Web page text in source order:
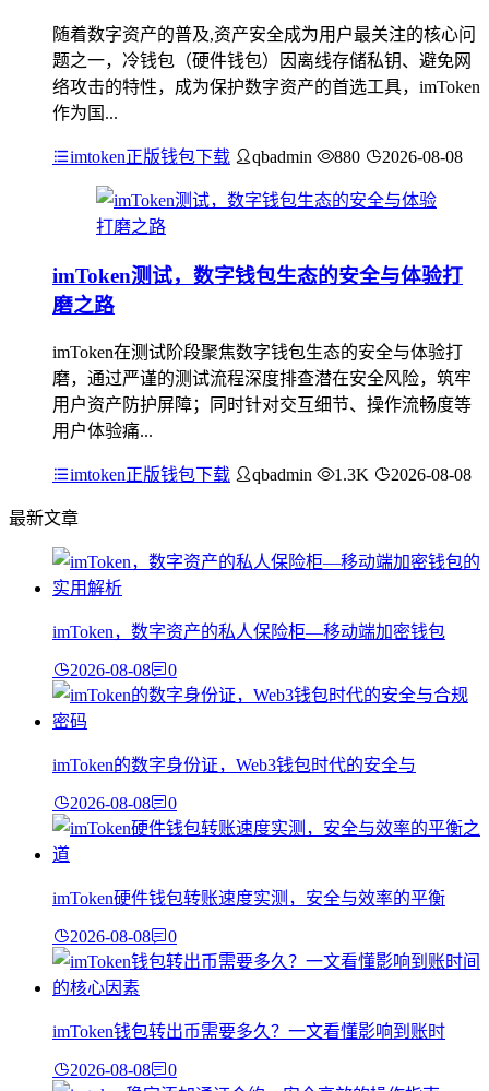
随着数字资产的普及,资产安全成为用户最关注的核心问
题之一，冷钱包（硬件钱包）因离线存储私钥、避免网
络攻击的特性，成为保护数字资产的首选工具，imToken
作为国...
imtoken正版钱包下载 qbadmin 880 2026-08-08
imToken测试，数字钱包生态的安全与体验打
磨之路
imToken在测试阶段聚焦数字钱包生态的安全与体验打
磨，通过严谨的测试流程深度排查潜在安全风险，筑牢
用户资产防护屏障；同时针对交互细节、操作流畅度等
用户体验痛...
imtoken正版钱包下载 qbadmin 1.3K 2026-08-08
最新文章
imToken，数字资产的私人保险柜—移动端加密钱包
2026-08-08 0
imToken的数字身份证，Web3钱包时代的安全与
2026-08-08 0
imToken硬件钱包转账速度实测，安全与效率的平衡
2026-08-08 0
imToken钱包转出币需要多久？一文看懂影响到账时
2026-08-08 0